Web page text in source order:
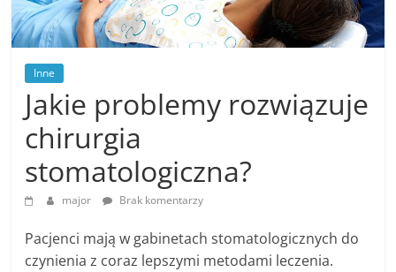
Inne
Jakie problemy rozwiązuje
chirurgia
stomatologiczna?
major Brak komentarzy
Pacjenci mają w gabinetach stomatologicznych do
czynienia z coraz lepszymi metodami leczenia.